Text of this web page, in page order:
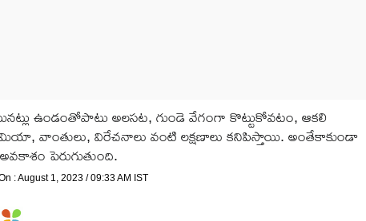
ఉండంతోపాటు అల‌స‌ట‌, గుండె వేగంగా కొట్టుకోవటం, ఆక‌లి
వాంతులు, విరేచ‌నాలు వంటి ల‌క్ష‌ణాలు క‌నిపిస్తాయి. అంతేకాకుండా
పెరుగుతుంది.
: August 1, 2023 / 09:33 AM IST